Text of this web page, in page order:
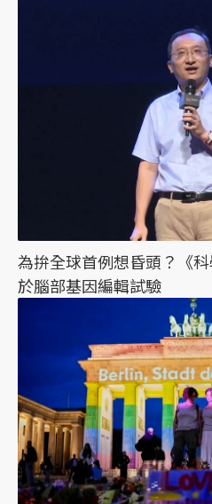
為拚全球首例想昏頭？《
於腦部基因編輯試驗